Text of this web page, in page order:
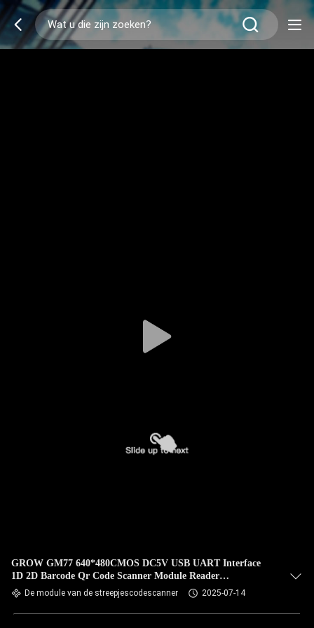
GROW GM77 640*480CMOS DC5V USB UART Interface
1D 2D Barcode Qr Code Scanner Module Reader
Paspoortcode Leesbaar
De module van de streepjescodescanner 2025-07-14